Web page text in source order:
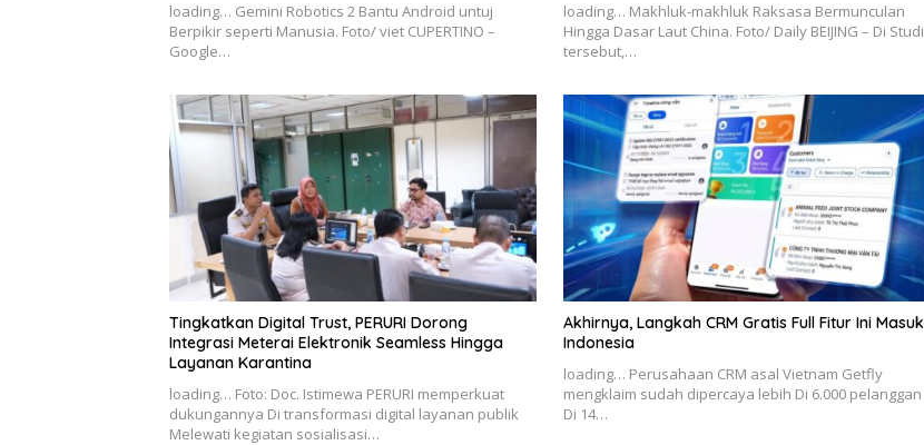
loading… Gemini Robotics 2 Bantu Android untuj
Berpikir seperti Manusia. Foto/ viet CUPERTINO –
Google…
loading… Makhluk-makhluk Raksasa Bermunculan
Hingga Dasar Laut China. Foto/ Daily BEIJING – Di Studi
tersebut,…
Tingkatkan Digital Trust, PERURI Dorong
Integrasi Meterai Elektronik Seamless Hingga
Layanan Karantina
loading… Foto: Doc. Istimewa PERURI memperkuat
dukungannya Di transformasi digital layanan publik
Melewati kegiatan sosialisasi…
Akhirnya, Langkah CRM Gratis Full Fitur Ini Masuk
Indonesia
loading… Perusahaan CRM asal Vietnam Getfly
mengklaim sudah dipercaya lebih Di 6.000 pelanggan
Di 14…